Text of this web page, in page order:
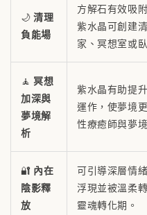
🌙清理
負能場
方解石有效吸
紫水晶可創建
家、冥想室或
🧘 冥想
加深與
夢境解
析
紫水晶有助提
運作，使夢境
性療癒師與夢
🔐 內在
陰影釋
放
可引導深層情
浮現並被溫柔
靈魂轉化期。